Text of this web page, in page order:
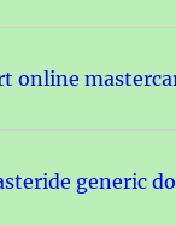
online
generic